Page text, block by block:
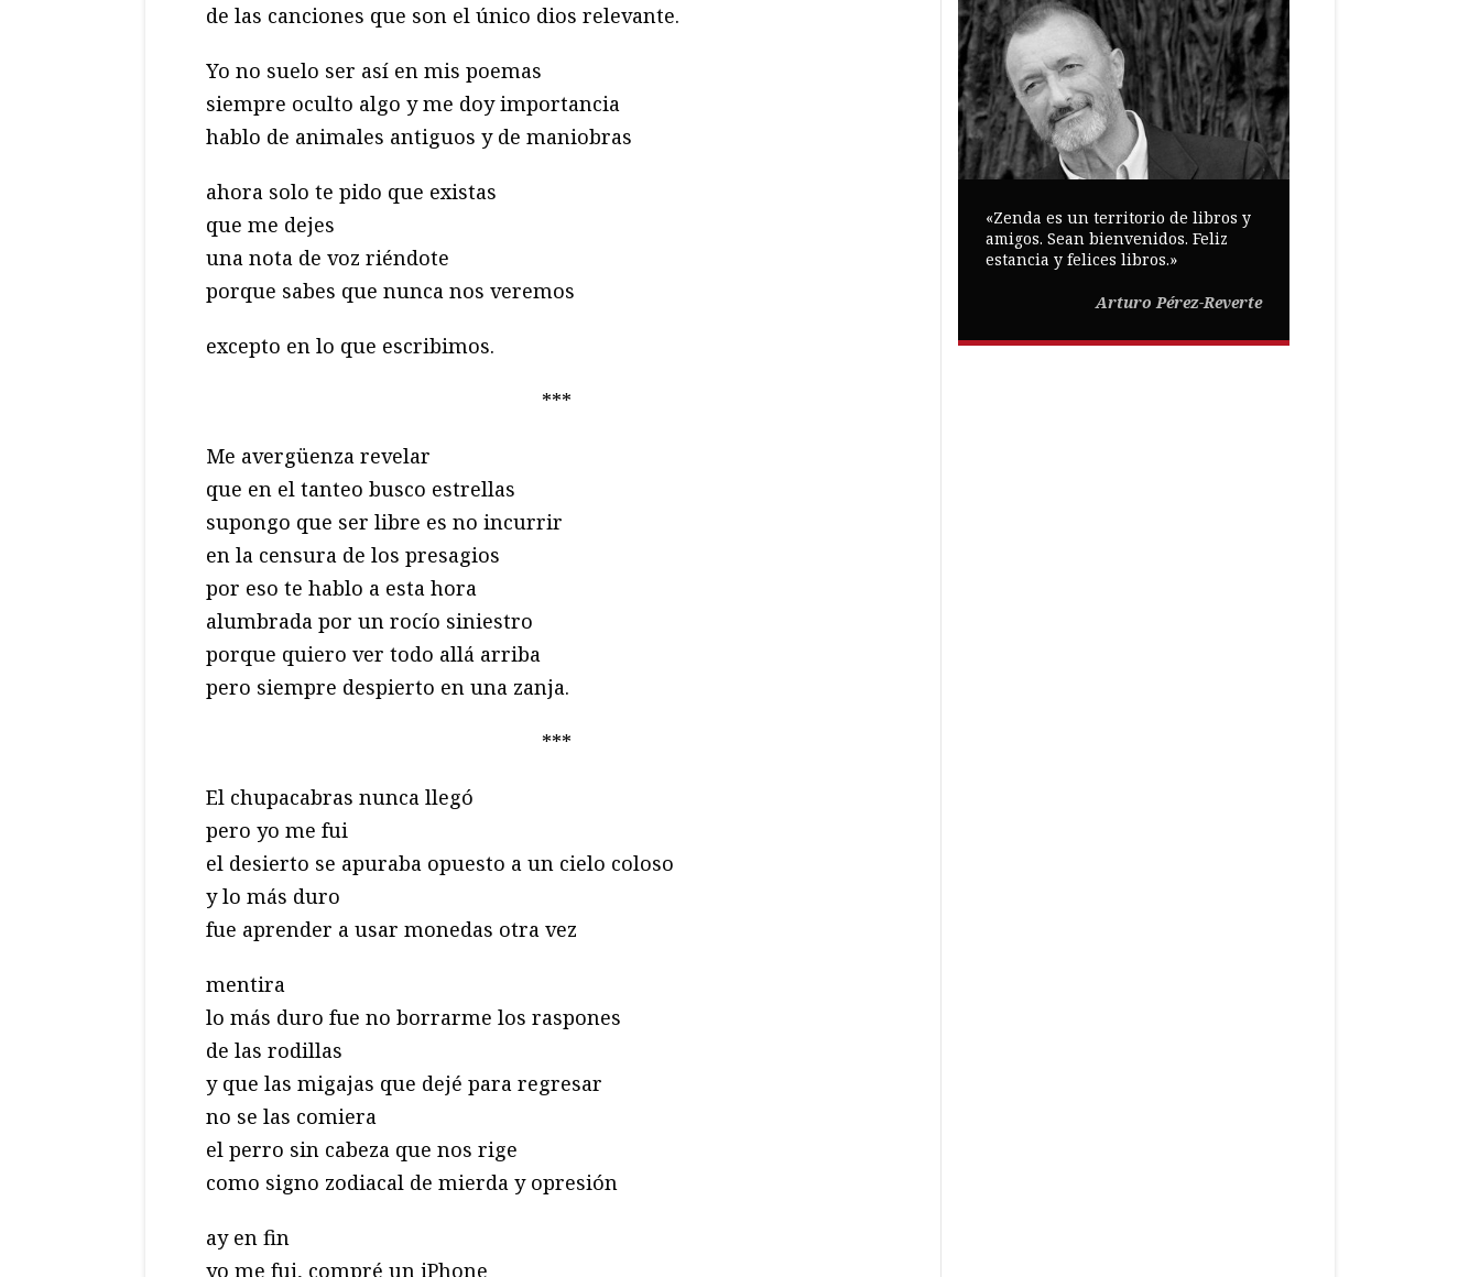
de las canciones que son el único dios relevante.
Yo no suelo ser así en mis poemas
siempre oculto algo y me doy importancia
hablo de animales antiguos y de maniobras
ahora solo te pido que existas
que me dejes
una nota de voz riéndote
porque sabes que nunca nos veremos
excepto en lo que escribimos.
***
Me avergüenza revelar
que en el tanteo busco estrellas
supongo que ser libre es no incurrir
en la censura de los presagios
por eso te hablo a esta hora
alumbrada por un rocío siniestro
porque quiero ver todo allá arriba
pero siempre despierto en una zanja.
***
El chupacabras nunca llegó
pero yo me fui
el desierto se apuraba opuesto a un cielo coloso
y lo más duro
fue aprender a usar monedas otra vez
mentira
lo más duro fue no borrarme los raspones
de las rodillas
y que las migajas que dejé para regresar
no se las comiera
el perro sin cabeza que nos rige
como signo zodiacal de mierda y opresión
ay en fin
yo me fui, compré un iPhone
«Zenda es un territorio de libros y
amigos. Sean bienvenidos. Feliz
estancia y felices libros.»
Arturo Pérez-Reverte